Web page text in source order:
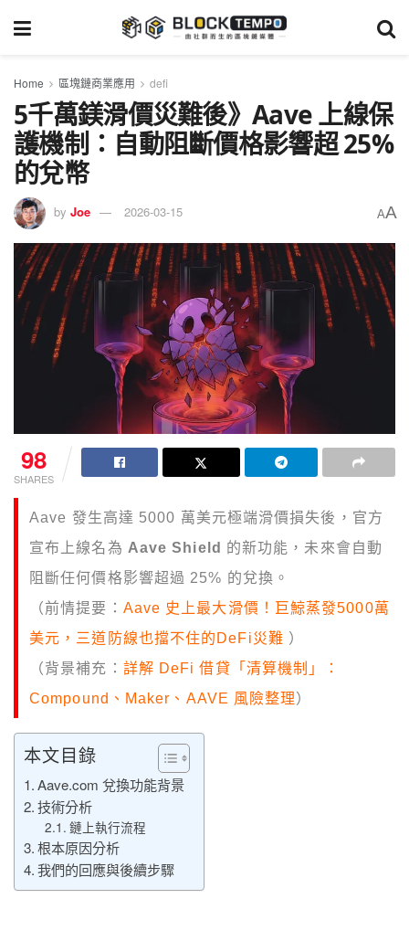
Home 區塊鏈商業應用 defi
5千萬鎂滑價災難後》Aave 上線保
護機制：自動阻斷價格影響超 25%
的兌幣
by Joe 2026-03-15 AA
98
SHARES
Aave 發生高達 5000 萬美元極端滑價損失後，官方
宣布上線名為 Aave Shield 的新功能，未來會自動
阻斷任何價格影響超過 25% 的兌換。
（前情提要： Aave 史上最大滑價！巨鯨蒸發5000萬
美元，三道防線也擋不住的DeFi災難 ）
（背景補充： 詳解 DeFi 借貸「清算機制」：
Compound、Maker、AAVE 風險整理）
本文目錄
Aave.com 兌換功能背景
技術分析
鏈上執行流程
根本原因分析
我們的回應與後續步驟